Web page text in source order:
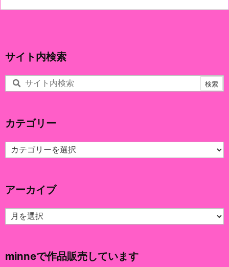
サイト内検索
カテゴリー
カ
テ
ー
アーカイブ
ア
ー
ブ
minneで作品販売しています